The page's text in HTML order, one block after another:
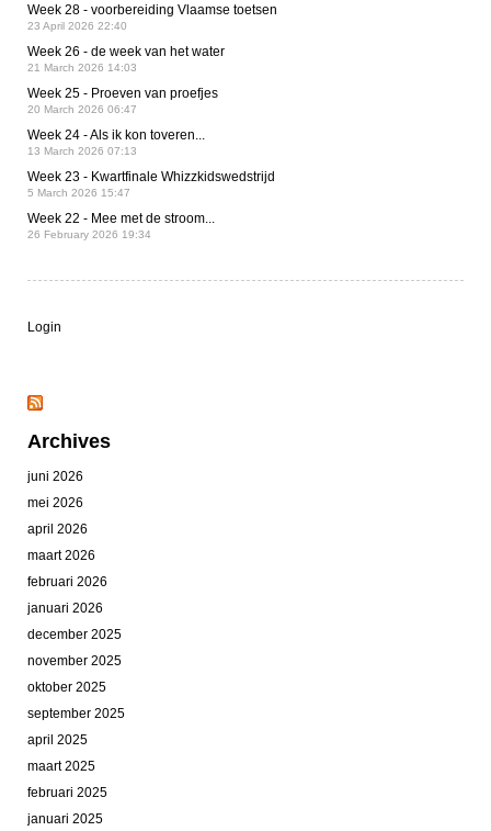
Week 28 - voorbereiding Vlaamse toetsen
23 April 2026 22:40
Week 26 - de week van het water
21 March 2026 14:03
Week 25 - Proeven van proefjes
20 March 2026 06:47
Week 24 - Als ik kon toveren...
13 March 2026 07:13
Week 23 - Kwartfinale Whizzkidswedstrijd
5 March 2026 15:47
Week 22 - Mee met de stroom...
26 February 2026 19:34
Login
Archives
juni 2026
mei 2026
april 2026
maart 2026
februari 2026
januari 2026
december 2025
november 2025
oktober 2025
september 2025
april 2025
maart 2025
februari 2025
januari 2025